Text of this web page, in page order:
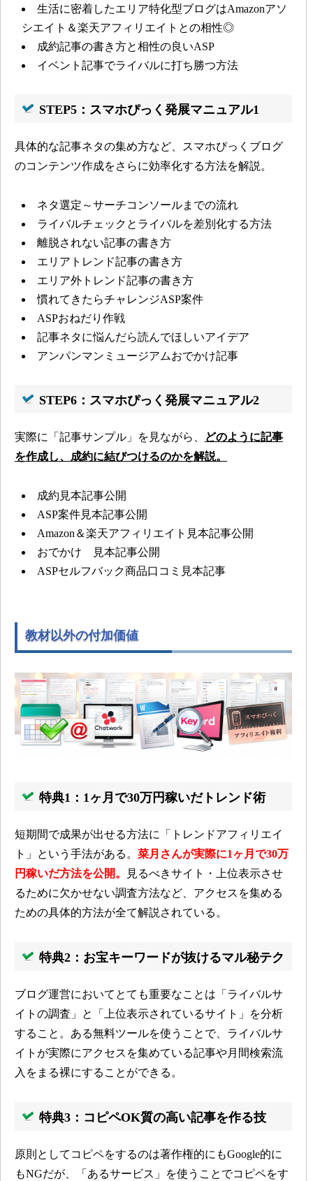
生活に密着したエリア特化型ブログはAmazonアソ
シエイト＆楽天アフィリエイトとの相性◎
成約記事の書き方と相性の良いASP
イベント記事でライバルに打ち勝つ方法
STEP5：スマホぴっく発展マニュアル1
具体的な記事ネタの集め方など、スマホぴっくブログ
のコンテンツ作成をさらに効率化する方法を解説。
ネタ選定～サーチコンソールまでの流れ
ライバルチェックとライバルを差別化する方法
離脱されない記事の書き方
エリアトレンド記事の書き方
エリア外トレンド記事の書き方
慣れてきたらチャレンジASP案件
ASPおねだり作戦
記事ネタに悩んだら読んでほしいアイデア
アンパンマンミュージアムおでかけ記事
STEP6：スマホぴっく発展マニュアル2
実際に「記事サンプル」を見ながら、
どのように記事
を作成し、成約に結びつけるのかを解説。
成約見本記事公開
ASP案件見本記事公開
Amazon＆楽天アフィリエイト見本記事公開
おでかけ 見本記事公開
ASPセルフバック商品口コミ見本記事
教材以外の付加価値
特典1：1ヶ月で30万円稼いだトレンド術
短期間で成果が出せる方法に「トレンドアフィリエイ
ト」という手法がある。 菜月さんが実際に1ヶ月で30万
円稼いだ方法を公開。
見るべきサイト・上位表示させ
るために欠かせない調査方法など、アクセスを集める
ための具体的方法が全て解説されている。
特典2：お宝キーワードが抜けるマル秘テク
ブログ運営においてとても重要なことは「ライバルサ
イトの調査」と「上位表示されているサイト」を分析
すること。ある無料ツールを使うことで、ライバルサ
イトが実際にアクセスを集めている記事や月間検索流
入をまる裸にすることができる。
特典3：コピペOK質の高い記事を作る技
原則としてコピペをするのは著作権的にもGoogle的に
もNGだが、「あるサービス」を使うことでコピペをす